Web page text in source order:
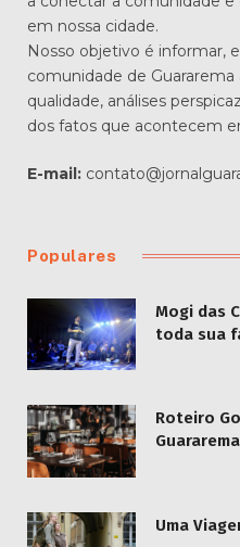
em nossa cidade.
Nosso objetivo é informar,
comunidade de
qualidade, análises
dos fatos que acontecem
E-mail:
Populares
Mogi das
toda sua
Roteiro
Uma